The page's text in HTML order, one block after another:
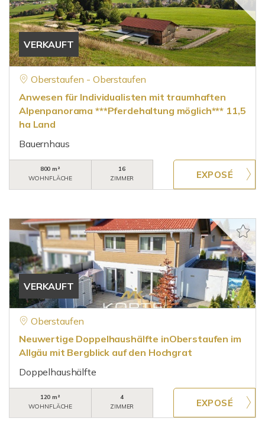
VERKAUFT
Oberstaufen - Oberstaufen
Anwesen für Individualisten mit traumhaften
Alpenpanorama ***Pferdehaltung möglich*** 11,5
ha Land
Bauernhaus
800 m²
WOHNFLÄCHE
16
ZIMMER
VERKAUFT
Oberstaufen
Neuwertige Doppelhaushälfte inOberstaufen im
Allgäu mit Bergblick auf den Hochgrat
Doppelhaushälfte
120 m²
WOHNFLÄCHE
4
ZIMMER